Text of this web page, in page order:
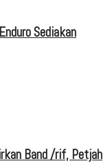
Sediakan
Band /rif, Petjah